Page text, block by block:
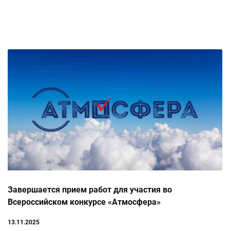
Завершается прием работ для участия во
Всероссийском конкурсе «Атмосфера»
13.11.2025